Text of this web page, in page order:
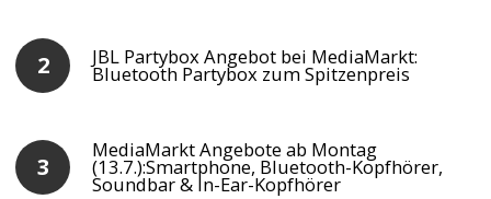
JBL Partybox Angebot bei MediaMarkt:
Bluetooth Partybox zum Spitzenpreis
MediaMarkt Angebote ab Montag
(13.7.):Smartphone, Bluetooth-Kopfhörer,
Soundbar & In-Ear-Kopfhörer